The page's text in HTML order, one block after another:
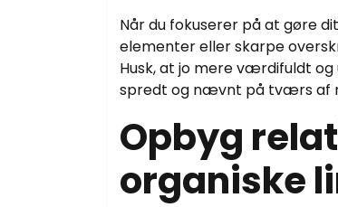
Når du fokuserer på at gøre
elementer eller skarpe
Husk, at jo mere værdifuldt
spredt og nævnt på tværs af
Opbyg
organiske